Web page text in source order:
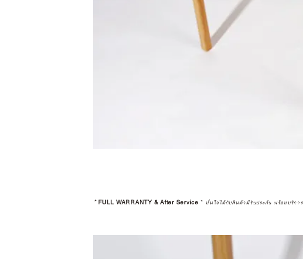
* FULL WARRANTY & After Service * มั่นใจได้กับสินค้ามีรับประกัน พร้อมบริกา